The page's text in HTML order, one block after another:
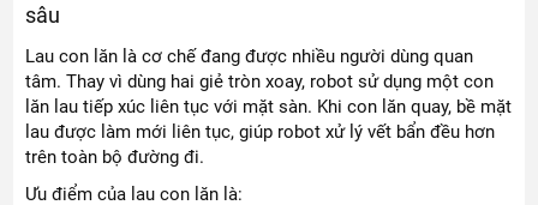
sâu
Lau con lăn là cơ chế đang được nhiều người dùng quan
tâm. Thay vì dùng hai giẻ tròn xoay, robot sử dụng một con
lăn lau tiếp xúc liên tục với mặt sàn. Khi con lăn quay, bề mặt
lau được làm mới liên tục, giúp robot xử lý vết bẩn đều hơn
trên toàn bộ đường đi.
Ưu điểm của lau con lăn là: